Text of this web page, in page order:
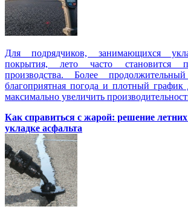
Для подрядчиков, занимающихся
покрытия, лето часто становится
производства. Более
благоприятная погода и плотный график
максимально увеличить
Как справиться с жарой: решение
укладке асфальта